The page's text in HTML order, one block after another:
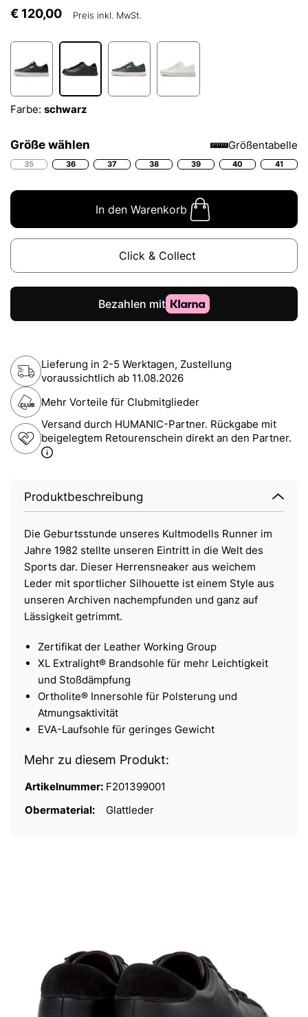
€ 120,00 Preis inkl. MwSt.
Farbe: schwarz
Größe wählen Größentabelle
35 36 37 38 39 40 41
In den Warenkorb
Click & Collect
Lieferung in 2-5 Werktagen, Zustellung
voraussichtlich ab 11.08.2026
Mehr Vorteile für Clubmitglieder
Versand durch HUMANIC-Partner. Rückgabe mit
beigelegtem Retourenschein direkt an den Partner.
Produktbeschreibung
Die Geburtsstunde unseres Kultmodells Runner im
Jahre 1982 stellte unseren Eintritt in die Welt des
Sports dar. Dieser Herrensneaker aus weichem
Leder mit sportlicher Silhouette ist einem Style aus
unseren Archiven nachempfunden und ganz auf
Lässigkeit getrimmt.
Zertifikat der Leather Working Group
XL Extralight® Brandsohle für mehr Leichtigkeit
und Stoßdämpfung
Ortholite® Innersohle für Polsterung und
Atmungsaktivität
EVA-Laufsohle für geringes Gewicht
Mehr zu diesem Produkt:
Artikelnummer: F201399001
Obermaterial:
Glattleder